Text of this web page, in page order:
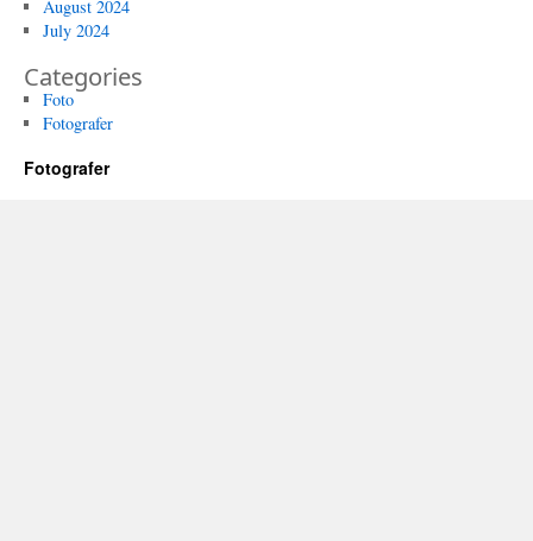
August 2024
July 2024
Categories
Foto
Fotografer
Fotografer